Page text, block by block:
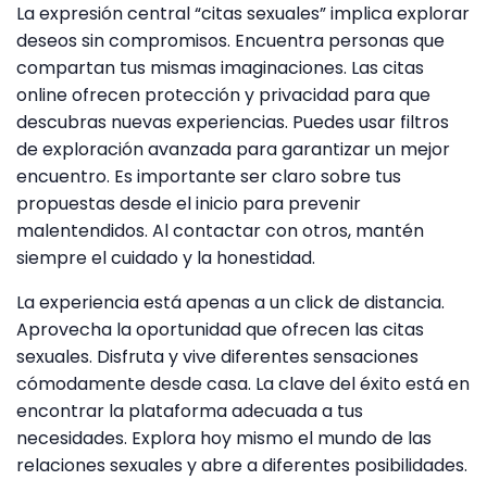
La expresión central “citas sexuales” implica explorar
deseos sin compromisos. Encuentra personas que
compartan tus mismas imaginaciones. Las citas
online ofrecen protección y privacidad para que
descubras nuevas experiencias. Puedes usar filtros
de exploración avanzada para garantizar un mejor
encuentro. Es importante ser claro sobre tus
propuestas desde el inicio para prevenir
malentendidos. Al contactar con otros, mantén
siempre el cuidado y la honestidad.
La experiencia está apenas a un click de distancia.
Aprovecha la oportunidad que ofrecen las citas
sexuales. Disfruta y vive diferentes sensaciones
cómodamente desde casa. La clave del éxito está en
encontrar la plataforma adecuada a tus
necesidades. Explora hoy mismo el mundo de las
relaciones sexuales y abre a diferentes posibilidades.